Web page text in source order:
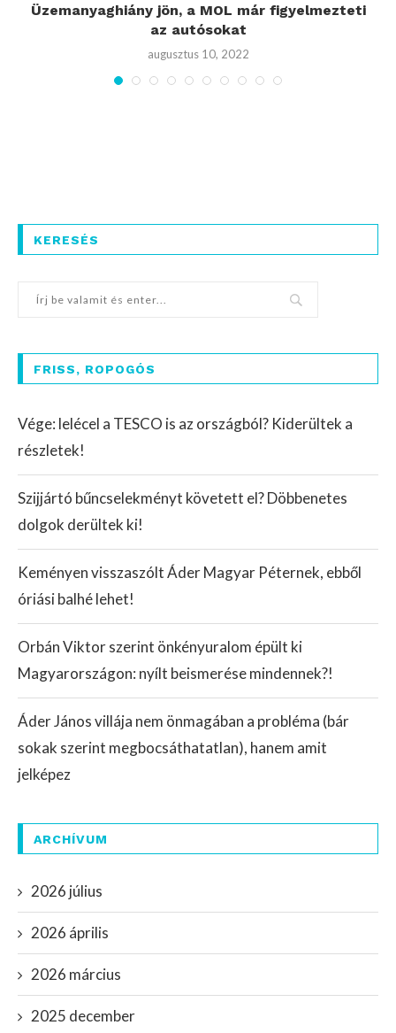
Üzemanyaghiány jön, a MOL már figyelmezteti
az autósokat
augusztus 10, 2022
KERESÉS
FRISS, ROPOGÓS
Vége: lelécel a TESCO is az országból? Kiderültek a
részletek!
Szijjártó bűncselekményt követett el? Döbbenetes
dolgok derültek ki!
Keményen visszaszólt Áder Magyar Péternek, ebből
óriási balhé lehet!
Orbán Viktor szerint önkényuralom épült ki
Magyarországon: nyílt beismerése mindennek?!
Áder János villája nem önmagában a probléma (bár
sokak szerint megbocsáthatatlan), hanem amit
jelképez
ARCHÍVUM
2026 július
2026 április
2026 március
2025 december